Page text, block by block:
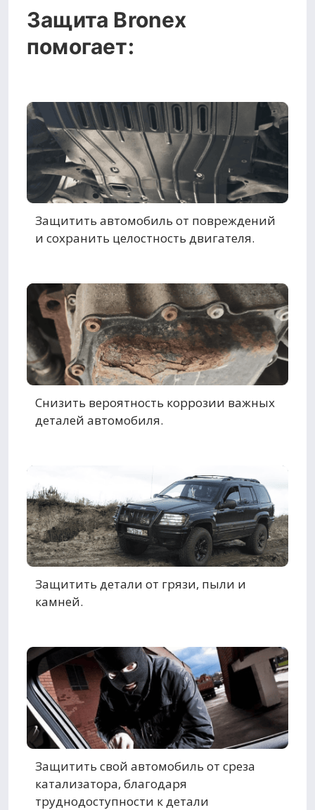
Защита Bronex
помогает:
Защитить автомобиль от повреждений
и сохранить целостность двигателя.
Снизить вероятность коррозии важных
деталей автомобиля.
Защитить детали от грязи, пыли и
камней.
Защитить свой автомобиль от среза
катализатора, благодаря
труднодоступности к детали